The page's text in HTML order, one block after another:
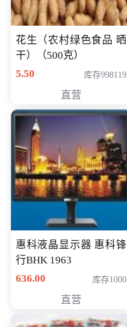
花生（农村绿色食品 晒
干）（500克）
5.50
库存998119
直营
惠科液晶显示器 惠科锋
行BHK 1963
636.00
库存1000
直营